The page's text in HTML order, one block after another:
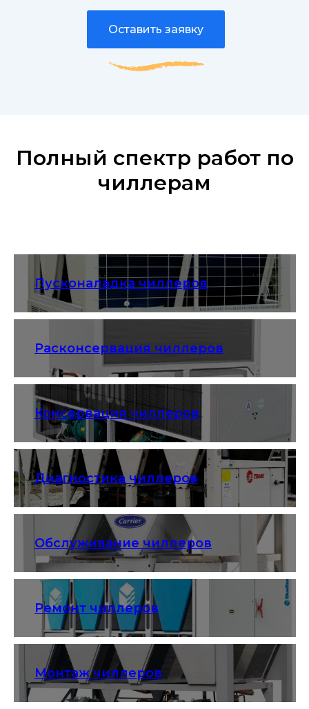
Оставить заявку
Полный спектр работ по
чиллерам
Пусконаладка чиллеров
Расконсервация чиллеров
Консервация чиллеров
Диагностика чиллеров
Обслуживание чиллеров
Ремонт чиллеров
Монтаж чиллеров